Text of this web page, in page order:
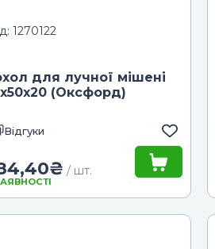
1270122
для лучної мішені
(Оксфорд)
Відгуки
₴ / шт.